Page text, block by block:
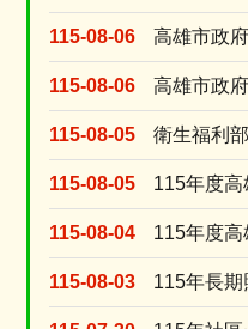
115-08-06
115-08-06
115-08-05
115-08-05
115-08-04
115-08-03